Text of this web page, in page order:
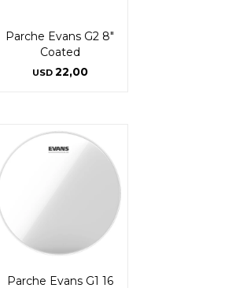
Parche Evans G2 8"
Coated
USD 22,00
Parche Evans G1 16